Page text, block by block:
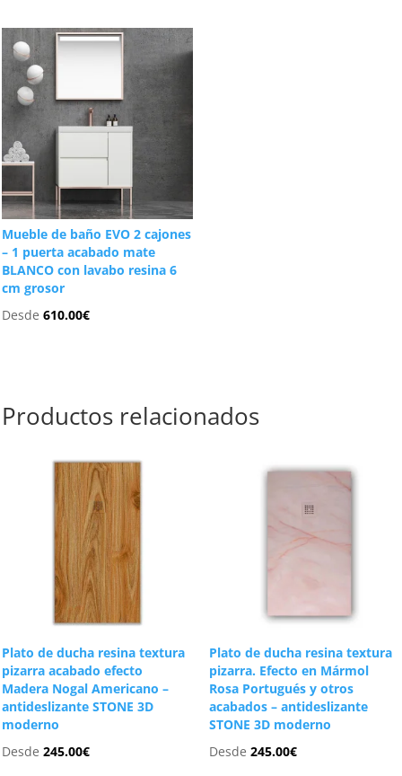
Mueble de baño EVO 2 cajones
– 1 puerta acabado mate
BLANCO con lavabo resina 6
cm grosor
Desde610.00€
Productos relacionados
Plato de ducha resina textura
pizarra acabado efecto
Madera Nogal Americano –
antideslizante STONE 3D
moderno
Desde245.00€
Plato de ducha resina textura
pizarra. Efecto en Mármol
Rosa Portugués y otros
acabados – antideslizante
STONE 3D moderno
Desde 245.00€